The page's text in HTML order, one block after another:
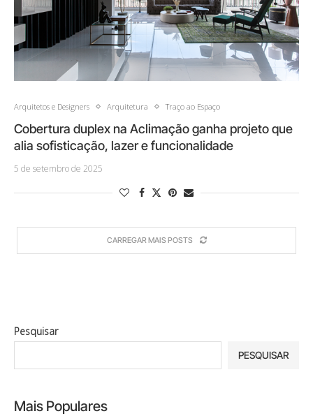
Arquitetos e Designers Arquitetura Traço ao Espaço
Cobertura duplex na Aclimação ganha projeto que
alia sofisticação, lazer e funcionalidade
5 de setembro de 2025
CARREGAR MAIS POSTS
Pesquisar
PESQUISAR
Mais Populares